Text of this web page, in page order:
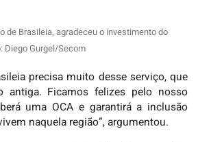
de Brasileia, agradeceu o investimento do
Diego Gurgel/Secom
precisa muito desse serviço, que
antiga. Ficamos felizes pelo nosso
uma OCA e garantirá a inclusão
naquela região”, argumentou.